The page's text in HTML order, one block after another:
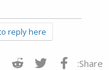
reply here.
Share: פייסבוק Twitter